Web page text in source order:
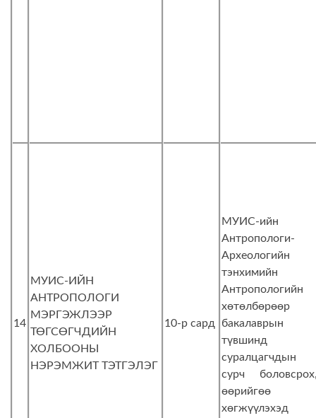
14
МУИС-ИЙН
АНТРОПОЛОГИ
МЭРГЭЖЛЭЭР
ТӨГСӨГЧДИЙН
ХОЛБООНЫ
НЭРЭМЖИТ ТЭТГЭЛЭГ
10-р сард
МУИС-ийн
Антропологи-
Археологийн
тэнхимийн
Антропологийн
хөтөлбөрөөр
бакалаврын
түвшинд
суралцагчдын
сурч
өөрийгөө
хөгжүүлэхэд